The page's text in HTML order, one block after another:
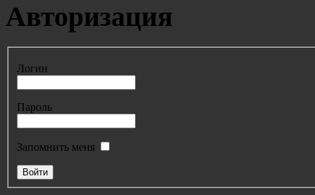
Авторизация
Логин
Пароль
Запомнить меня